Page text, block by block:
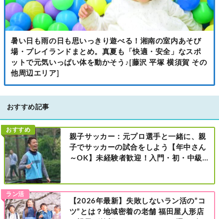
暑い日も雨の日も思いっきり遊べる！湘南の室内あそび
場・プレイランドまとめ。真夏も「快適・安全」なスポ
ットで元気いっぱい体を動かそう♪[藤沢 平塚 横須賀 その
他周辺エリア]
おすすめ記事
おすすめ
親子サッカー：元プロ選手と一緒に、親
子でサッカーの試合をしよう【年中さん
～OK】未経験者歓迎！入門・初・中級の
ラン活
【2026年最新】失敗しないラン活の”コ
ツ”とは？地域密着の老舗 福田屋人形店